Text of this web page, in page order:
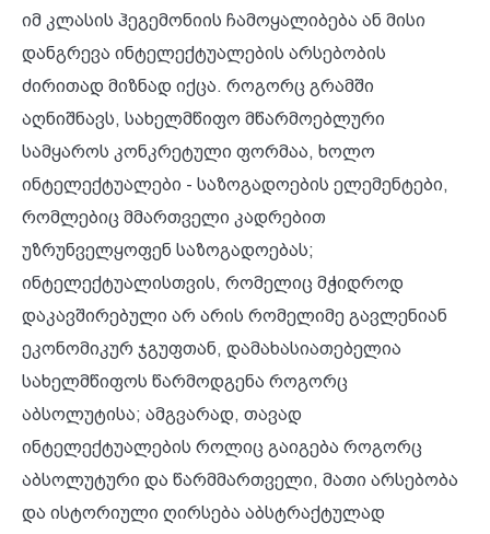
იმ კლასის ჰეგემონიის ჩამოყალიბება ან მისი
დანგრევა ინტელექტუალების არსებობის
ძირითად მიზნად იქცა. როგორც გრამში
აღნიშნავს, სახელმწიფო მწარმოებლური
სამყაროს კონკრეტული ფორმაა, ხოლო
ინტელექტუალები - საზოგადოების ელემენტები,
რომლებიც მმართველი კადრებით
უზრუნველყოფენ საზოგადოებას;
ინტელექტუალისთვის, რომელიც მჭიდროდ
დაკავშირებული არ არის რომელიმე გავლენიან
ეკონომიკურ ჯგუფთან, დამახასიათებელია
სახელმწიფოს წარმოდგენა როგორც
აბსოლუტისა; ამგვარად, თავად
ინტელექტუალების როლიც გაიგება როგორც
აბსოლუტური და წარმმართველი, მათი არსებობა
და ისტორიული ღირსება აბსტრაქტულად